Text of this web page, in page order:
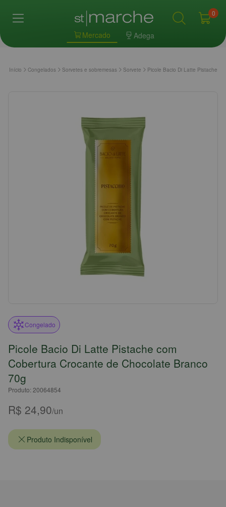
Mercado Adega
0
Início Congelados Sorvetes e sobremesas Sorvete Picole Bacio Di Latte Pistache
Congelado
Picole Bacio Di Latte Pistache com
Cobertura Crocante de Chocolate Branco
70g
Produto: 20064854
R$ 24,90/un
Produto Indisponível